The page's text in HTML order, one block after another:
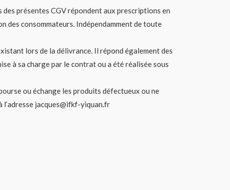
présentes CGV répondent aux prescriptions en
des consommateurs. Indépendamment de toute
lors de la délivrance. Il répond également des
à sa charge par le contrat ou a été réalisée sous
ou échange les produits défectueux ou ne
l’adresse jacques@ifkf-yiquan.fr